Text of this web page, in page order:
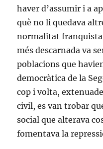
haver d’assumir i a
què no li quedava
normalitat franquista
més descarnada va
poblacions que
democràtica de la
cop i volta,
civil, es van trobar
social que alterava
fomentava la